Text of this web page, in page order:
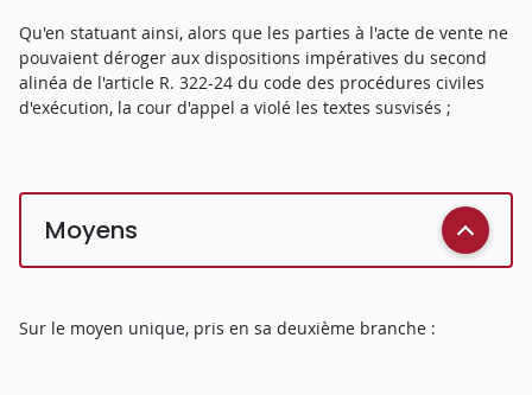
Qu'en statuant ainsi, alors que les parties à l'acte de vente ne
pouvaient déroger aux dispositions impératives du second
alinéa de l'article R. 322-24 du code des procédures civiles
d'exécution, la cour d'appel a violé les textes susvisés ;
Moyens
Sur le moyen unique, pris en sa deuxième branche :